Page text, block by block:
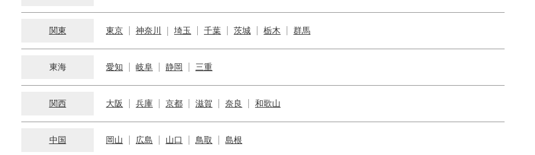
関東 東京 神奈川 埼玉 千葉 茨城 栃木 群馬
東海 愛知 岐阜 静岡 三重
関西 大阪 兵庫 京都 滋賀 奈良 和歌山
中国 岡山 広島 山口 鳥取 島根